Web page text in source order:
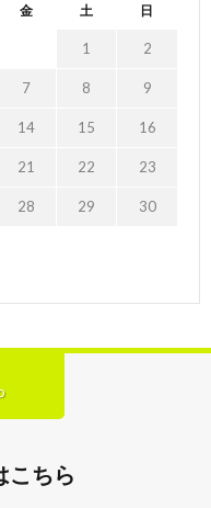
金 土 日
1 2
7 8 9
14 15 16
21 22 23
28 29 30
こちら